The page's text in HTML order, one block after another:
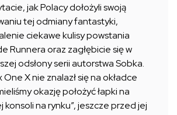
jak Polacy dołożyli swoją
tej odmiany fantastyki,
ciekawe kulisy powstania
Runnera oraz zagłębicie się w
odsłony serii autorstwa Sobka.
X nie znalazł się na okładce
okazję położyć łapki na
konsoli na rynku”, jeszcze przed jej